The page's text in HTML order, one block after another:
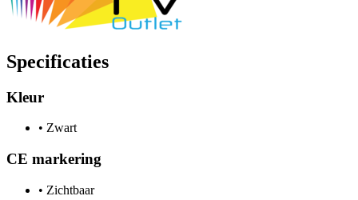
Specificaties
Kleur
• Zwart
CE markering
• Zichtbaar